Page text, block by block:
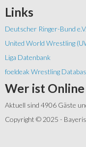
Links
Deutscher Ringer-Bund
United World Wrestling
Liga Datenbank
foeldeak Wrestling
Wer ist Online
Aktuell sind 4906 Gäste
Copyright © 2025 -